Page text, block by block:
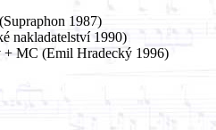
1987)
nakladatelství 1990)
+ MC (Emil Hradecký 1996)